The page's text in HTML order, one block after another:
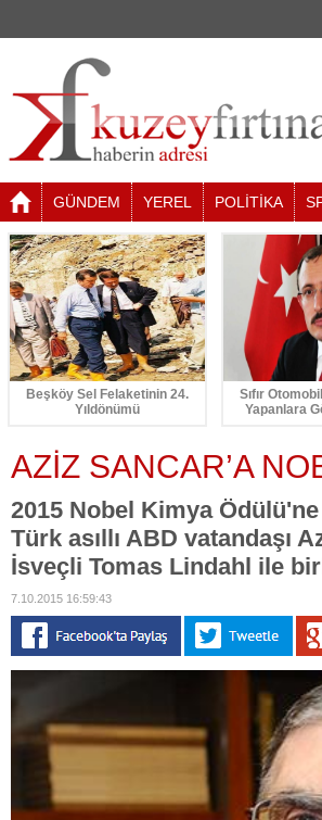
GÜNDEM YEREL POLİTİKA
Beşköy Sel Felaketinin 24.
Yıldönümü
Sıfır
Yapanlara
AZİZ SANCAR’A
2015 Nobel Kimya
Türk asıllı ABD vatandaşı
İsveçli Tomas Lindahl ile
7.10.2015 16:59:43